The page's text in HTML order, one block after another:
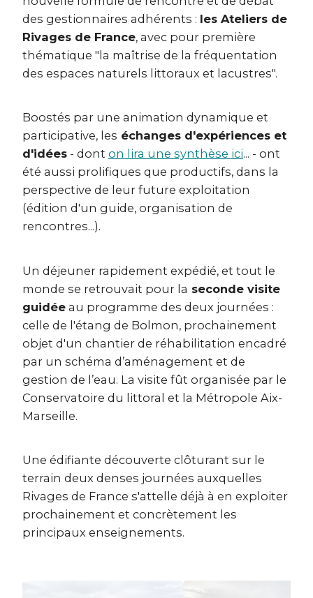
des gestionnaires adhérents : les Ateliers de
Rivages de France, avec pour première
thématique "la maîtrise de la fréquentation
des espaces naturels littoraux et lacustres".
Boostés par une animation dynamique et
participative, les échanges d'expériences et
d'idées - dont on lira une synthèse ici... - ont
été aussi prolifiques que productifs, dans la
perspective de leur future exploitation
(édition d'un guide, organisation de
rencontres...).
Un déjeuner rapidement expédié, et tout le
monde se retrouvait pour la seconde visite
guidée au programme des deux journées :
celle de l'étang de Bolmon, prochainement
objet d'un chantier de réhabilitation encadré
par un schéma d’aménagement et de
gestion de l’eau. La visite fût organisée par le
Conservatoire du littoral et la Métropole Aix-
Marseille.
Une édifiante découverte clôturant sur le
terrain deux denses journées auxquelles
Rivages de France s'attelle déjà à en exploiter
prochainement et concrètement les
principaux enseignements.